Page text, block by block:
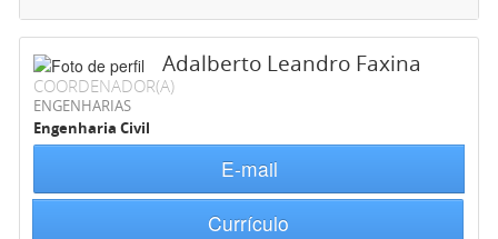
Adalberto Leandro Faxina
COORDENADOR(A)
ENGENHARIAS
Engenharia Civil
E-mail
Currículo